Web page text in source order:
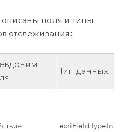
поля и типы
отслеживания:
Тип данных